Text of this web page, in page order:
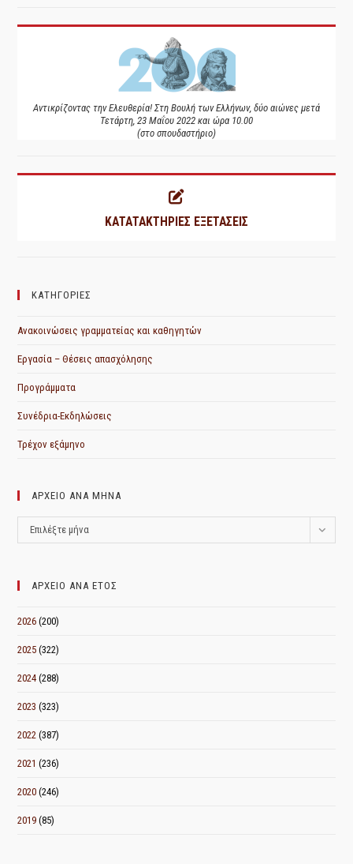
Αντικρίζοντας την Ελευθερία! Στη Βουλή των Ελλήνων, δύο αιώνες μετά
Τετάρτη, 23 Μαΐου 2022 και ώρα 10.00
(στο σπουδαστήριο)
ΚΑΤΑΤΑΚΤΗΡΙΕΣ ΕΞΕΤΑΣΕΙΣ
ΚΑΤΗΓΟΡΙΕΣ
Ανακοινώσεις γραμματείας και καθηγητών
Εργασία – Θέσεις απασχόλησης
Προγράμματα
Συνέδρια-Εκδηλώσεις
Τρέχον εξάμηνο
ΑΡΧΕΙΟ ΑΝΑ ΜΗΝΑ
ΑΡΧΕΙΟ
ΑΝΑ
Επιλέξτε μήνα
ΑΡΧΕΙΟ ΑΝΑ ΕΤΟΣ
2026 (200)
2025 (322)
2024 (288)
2023 (323)
2022 (387)
2021 (236)
2020 (246)
2019 (85)